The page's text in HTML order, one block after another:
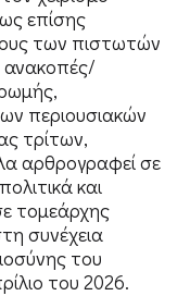
επίσης
των πιστωτών
ανακοπές/
περιουσιακών
τρίτων,
αρθρογραφεί σε
και
τομεάρχης
συνέχεια
του
του 2026.